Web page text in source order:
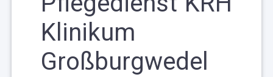
Klinikum
Großburgwedel